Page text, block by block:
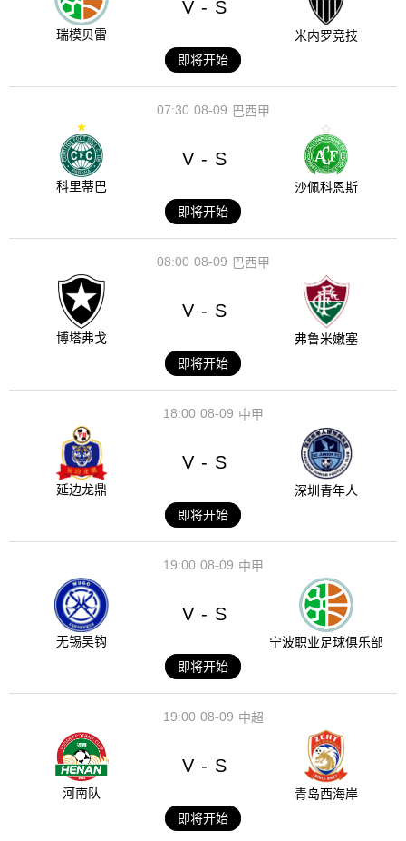
瑞模贝雷
V - S
米内罗竞技
即将开始
08-09
07:30 巴西甲
科里蒂巴
V - S
沙佩科恩斯
即将开始
08-09
08:00 巴西甲
博塔弗戈
V - S
弗鲁米嫩塞
即将开始
08-09
18:00 中甲
延边龙鼎
V - S
深圳青年人
即将开始
08-09
19:00 中甲
无锡吴钩
V - S
宁波职业足球俱乐部
即将开始
08-09
19:00 中超
河南队
V - S
青岛西海岸
即将开始